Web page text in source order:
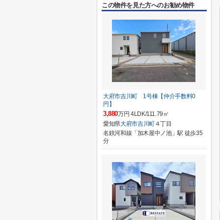
この物件を見た方へのお勧め物件
大府市吉川町 1号棟【仲介手数料0
円】
3,880万円 4LDK/111.79㎡
愛知県大府市吉川町４丁目
名鉄河和線「加木屋中ノ池」駅 徒歩35
分